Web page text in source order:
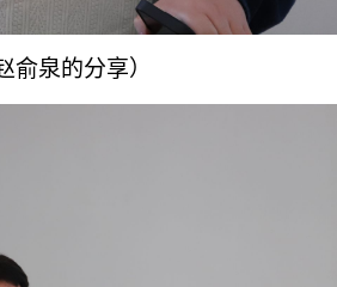
俞泉的分享）